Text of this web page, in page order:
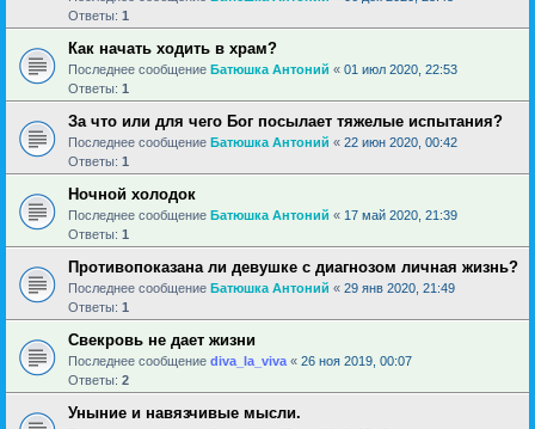
Ответы: 1
Как начать ходить в храм?
Последнее сообщение Батюшка Антоний « 01 июл 2020, 22:53
Ответы: 1
За что или для чего Бог посылает тяжелые испытания?
Последнее сообщение Батюшка Антоний « 22 июн 2020, 00:42
Ответы: 1
Ночной холодок
Последнее сообщение Батюшка Антоний « 17 май 2020, 21:39
Ответы: 1
Противопоказана ли девушке с диагнозом личная жизнь?
Последнее сообщение Батюшка Антоний « 29 янв 2020, 21:49
Ответы: 1
Свекровь не дает жизни
Последнее сообщение diva_la_viva « 26 ноя 2019, 00:07
Ответы: 2
Уныние и навязчивые мысли.